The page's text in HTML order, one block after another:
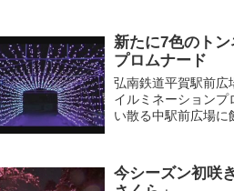
新たに7色のト
プロムナード
弘南鉄道平賀駅前広
イルミネーション
い散る中駅前広場に
今シーズン初咲